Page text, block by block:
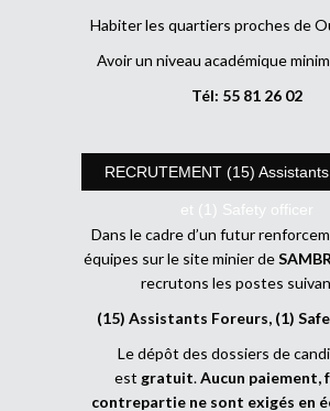
Habiter les quartiers proches de
Avoir un niveau académique
Tél: 55 81 26 02
RECRUTEMENT (15)
et (1) Safety officer
Dans le cadre d’un futur
équipes sur le site minier de
recrutons les postes
(15) Assistants Foreurs, (1)
Le dépôt des dossiers de
est gratuit.Aucun paiement,
contrepartie ne sont exigés en